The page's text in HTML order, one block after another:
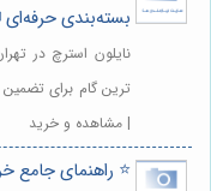
بسته‌بندی
نایلون استرچ در
ترین گام برای
| مشاهده و خرید
⭐️ راهنمای جامع